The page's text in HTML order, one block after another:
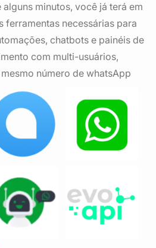
minutos, você já terá em
ferramentas necessárias para
chatbots e painéis de
com multi-usuários,
número de whatsApp